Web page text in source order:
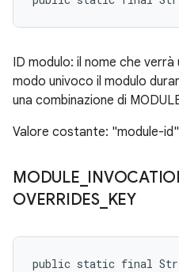
ID modulo: il nome che
modo univoco il modulo
una combinazione di
Valore costante: "module-id"
MODULE
OVERRIDES_ KEY
public static final String